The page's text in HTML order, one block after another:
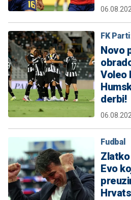
FK
Novo
Voleo
derbi!
Fudbal
Zlatko
Evo